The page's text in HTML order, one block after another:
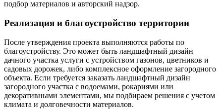
подбор материалов и авторский надзор.
Реализация и благоустройство территории
После утверждения проекта выполняются работы по
благоустройству. Это может быть ландшафтный дизайн
дачного участка услуги с устройством газонов, цветников и
садовых дорожек, либо комплексное оформление загородного
объекта. Если требуется заказать ландшафтный дизайн
загородного участка с водоемами, рокариями или
декоративными элементами, мы подбираем решения с учетом
климата и долговечности материалов.